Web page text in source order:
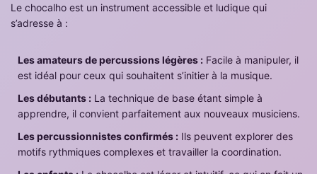
Le chocalho est un instrument accessible et ludique qui
s’adresse à :
Les amateurs de percussions légères : Facile à manipuler, il
est idéal pour ceux qui souhaitent s’initier à la musique.
Les débutants : La technique de base étant simple à
apprendre, il convient parfaitement aux nouveaux musiciens.
Les percussionnistes confirmés : Ils peuvent explorer des
motifs rythmiques complexes et travailler la coordination.